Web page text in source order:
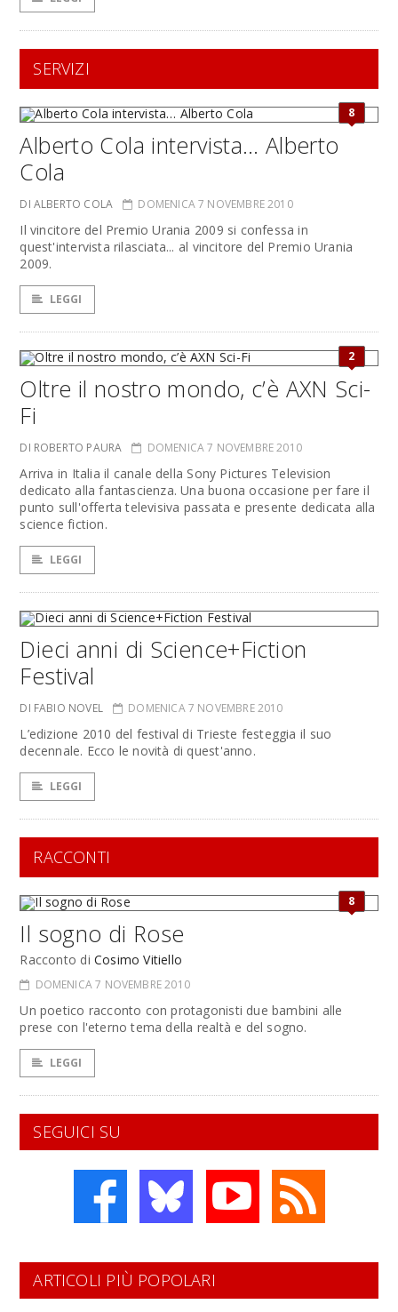
SERVIZI
8
Alberto Cola intervista… Alberto
Cola
DI ALBERTO COLA DOMENICA 7 NOVEMBRE 2010
Il vincitore del Premio Urania 2009 si confessa in
quest'intervista rilasciata... al vincitore del Premio Urania
2009.
LEGGI
2
Oltre il nostro mondo, c’è AXN Sci-
Fi
DI ROBERTO PAURA DOMENICA 7 NOVEMBRE 2010
Arriva in Italia il canale della Sony Pictures Television
dedicato alla fantascienza. Una buona occasione per fare il
punto sull'offerta televisiva passata e presente dedicata alla
science fiction.
LEGGI
Dieci anni di Science+Fiction
Festival
DI FABIO NOVEL DOMENICA 7 NOVEMBRE 2010
L’edizione 2010 del festival di Trieste festeggia il suo
decennale. Ecco le novità di quest'anno.
LEGGI
RACCONTI
8
Il sogno di Rose
Racconto di Cosimo Vitiello
DOMENICA 7 NOVEMBRE 2010
Un poetico racconto con protagonisti due bambini alle
prese con l'eterno tema della realtà e del sogno.
LEGGI
SEGUICI SU
ARTICOLI PIÙ POPOLARI